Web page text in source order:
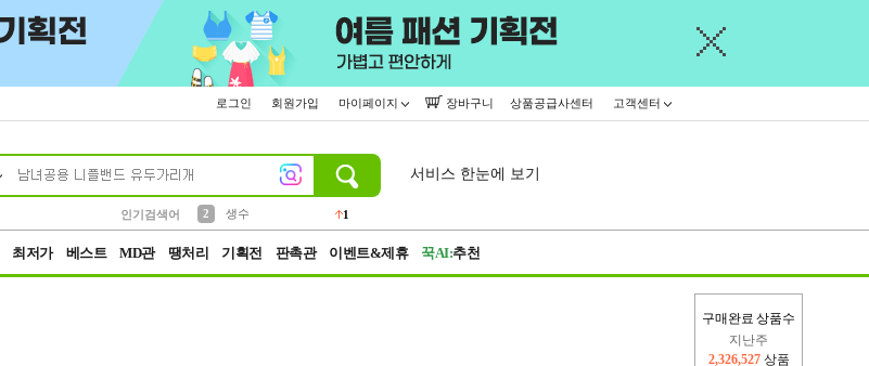
로그인 회원가입 마이페이지 장바구니 상품공급사센터 고객센터
인기검색어
2
생수
1
서비스 한눈에 보기
최저가 베스트 MD관 땡처리 기획전 판촉관 이벤트&제휴 꾹AI:추천
구매완료 상품수
이번주
2,407,547 상품